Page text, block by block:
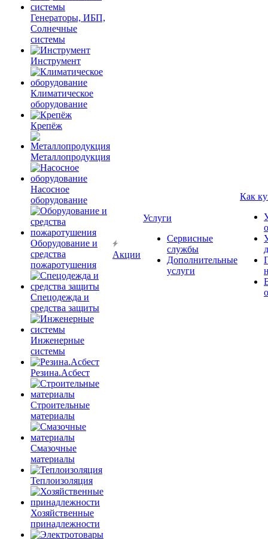
Генераторы, ИБП,
Солнечные
системы
Инструмент
Климатическое
оборудование
Крепёж
Металлопродукция
Насосное
оборудование
Оборудование и
средства
пожаротушения
Спецодежда и
средства защиты
Инженерные
системы
Резина.Асбест
Строительные
материалы
Смазочные
материалы
Теплоизоляция
Хозяйственные
принадлежности
Акции
Услуги
Сервисные
службы
Дополнительные
услуги
Как